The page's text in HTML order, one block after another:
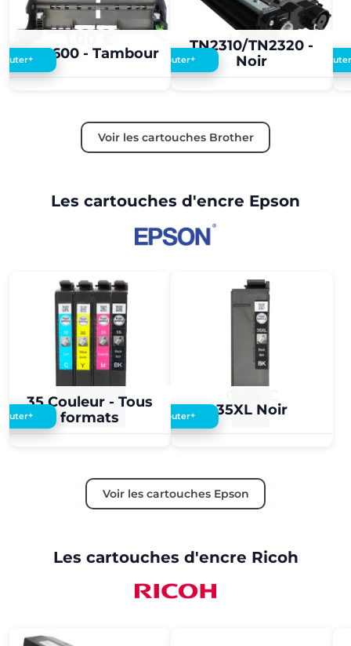
DR3600 - Tambour
+
TN2310/TN2320 -
Noir
1,00 €
Ajouter+
Voir les cartouches Brother
Les cartouches d'encre Epson
35 Couleur - Tous
formats
0,05 €
+ 35XL Noir
Ajouter+
Voir les cartouches Epson
Les cartouches d'encre Ricoh